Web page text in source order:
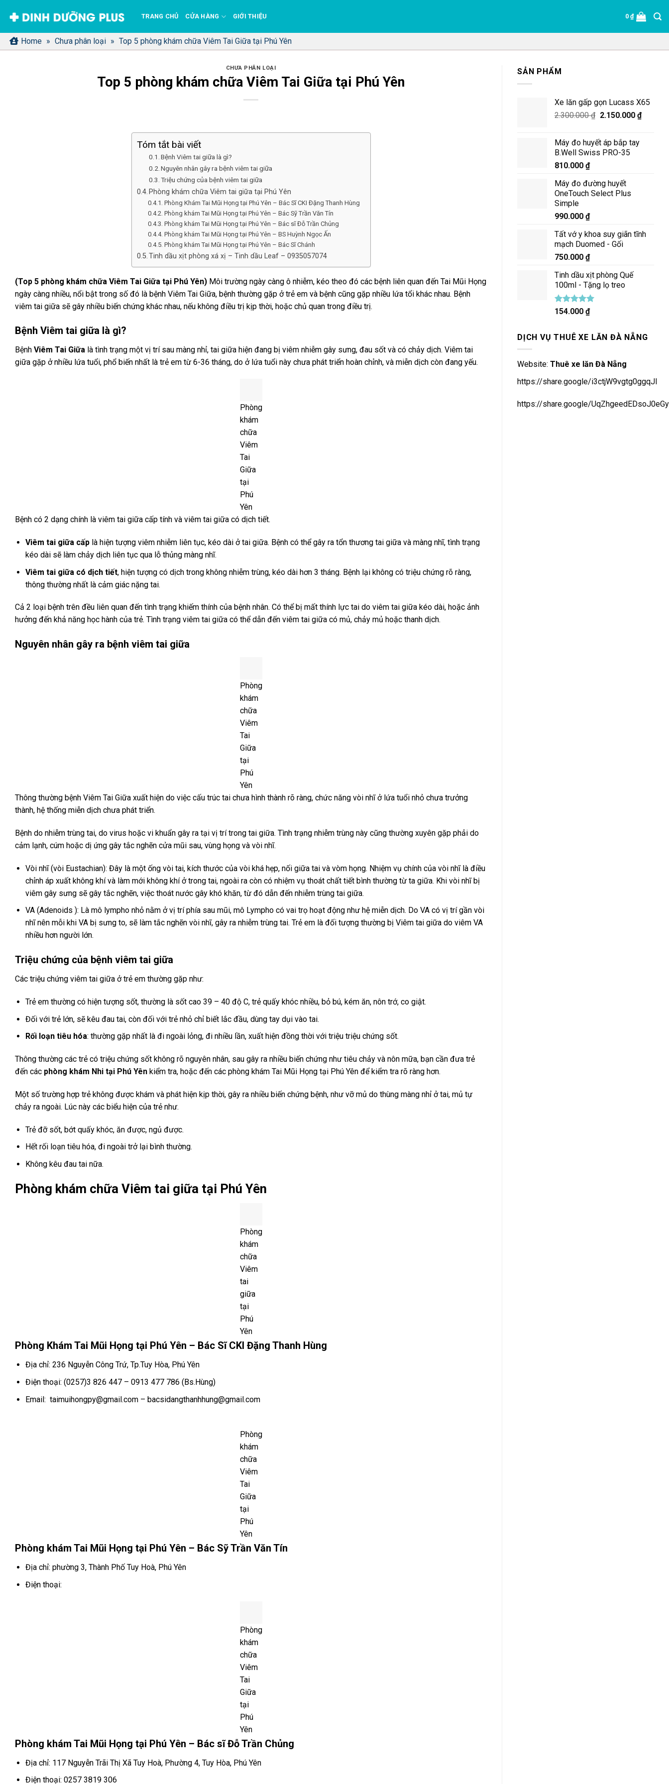
qua
nội
dung
TRANG CHỦ CỬA HÀNG GIỚI THIỆU 0₫
Home » Chưa phân loại » Top 5 phòng khám chữa Viêm Tai Giữa tại Phú Yên
CHƯA PHÂN LOẠI
Top 5 phòng khám chữa Viêm Tai Giữa tại Phú Yên
Tóm tắt bài viết
Bệnh Viêm tai giữa là gì?
Nguyên nhân gây ra bệnh viêm tai giữa
Triệu chứng của bệnh viêm tai giữa
Phòng khám chữa Viêm tai giữa tại Phú Yên
Phòng Khám Tai Mũi Họng tại Phú Yên – Bác Sĩ CKI Đặng Thanh Hùng
Phòng khám Tai Mũi Họng tại Phú Yên – Bác Sỹ Trần Văn Tín
Phòng khám Tai Mũi Họng tại Phú Yên – Bác sĩ Đỗ Trần Chủng
Phòng khám Tai Mũi Họng tại Phú Yên – BS Huỳnh Ngọc Ấn
Phòng khám Tai Mũi Họng tại Phú Yên – Bác Sĩ Chánh
Tinh dầu xịt phòng xá xị – Tinh dầu Leaf – 0935057074
(Top 5 phòng khám chữa Viêm Tai Giữa tại Phú Yên) Môi trường ngày càng ô nhiễm, kéo theo đó các bệnh liên quan đến Tai Mũi Họng
ngày càng nhiều, nổi bật trong số đó là bệnh Viêm Tai Giữa, bệnh thường gặp ở trẻ em và bệnh cũng gặp nhiều lứa tổi khác nhau. Bệnh
viêm tai giữa sẽ gây nhiều biến chứng khác nhau, nếu không điều trị kịp thời, hoặc chủ quan trong điều trị.
Bệnh Viêm tai giữa là gì?
Bệnh Viêm Tai Giữa là tình trạng một vị trí sau màng nhỉ, tai giữa hiện đang bị viêm nhiễm gây sưng, đau sốt và có chảy dịch. Viêm tai
giữa gặp ở nhiều lứa tuổi, phổ biến nhất là trẻ em từ 6-36 tháng, do ở lứa tuổi này chưa phát triển hoàn chỉnh, và miễn dịch còn đang yếu.
Phòng
khám
chữa
Viêm
Tai
Giữa
tại
Phú
Yên
Bệnh có 2 dạng chính là viêm tai giữa cấp tính và viêm tai giữa có dịch tiết.
Viêm tai giữa cấplà hiện tượng viêm nhiễm liên tục, kéo dài ở tai giữa. Bệnh có thể gây ra tổn thương tai giữa và màng nhĩ, tình trạng
kéo dài sẽ làm chảy dịch liên tục qua lỗ thủng màng nhĩ.
Viêm tai giữa có dịch tiết, hiện tượng có dịch trong không nhiễm trùng, kéo dài hơn 3 tháng. Bệnh lại không có triệu chứng rõ ràng,
thông thường nhất là cảm giác nặng tai.
Cả 2 loại bệnh trên đều liên quan đến tình trạng khiếm thính của bệnh nhân. Có thể bị mất thính lực tai do viêm tai giữa kéo dài, hoặc ảnh
hưởng đến khả năng học hành của trẻ. Tình trạng viêm tai giữa có thể dẫn đến viêm tai giữa có mủ, chảy mủ hoặc thanh dịch.
Nguyên nhân gây ra bệnh viêm tai giữa
Phòng
khám
chữa
Viêm
Tai
Giữa
tại
Phú
Yên
Thông thường bệnh Viêm Tai Giữa xuất hiện do việc cấu trúc tai chưa hình thành rõ ràng, chức năng vòi nhĩ ở lứa tuổi nhỏ chưa trưởng
thành, hệ thống miễn dịch chưa phát triển.
Bệnh do nhiễm trùng tai, do virus hoặc vi khuẩn gây ra tại vị trí trong tai giữa. Tình trạng nhiễm trùng này cũng thường xuyên gặp phải do
cảm lạnh, cúm hoặc dị ứng gây tắc nghẽn cửa mũi sau, vùng họng và vòi nhĩ.
Vòi nhĩ (vòi Eustachian): Đây là một ống vòi tai, kích thước của vòi khá hẹp, nối giữa tai và vòm họng. Nhiệm vụ chính của vòi nhĩ là điều
chỉnh áp xuất không khí và làm mới không khí ở trong tai, ngoài ra còn có nhiệm vụ thoát chất tiết bình thường từ ta giữa. Khi vòi nhĩ bị
viêm gây sưng sẽ gây tắc nghẽn, việc thoát nước gây khó khăn, từ đó dẫn đến nhiễm trùng tai giữa.
VA (Adenoids ): Là mô lympho nhỏ nằm ở vị trí phía sau mũi, mô Lympho có vai trọ hoạt động như hệ miễn dịch. Do VA có vị trí gần vòi
nhĩ nên mỗi khi VA bị sưng to, sẽ làm tắc nghẽn vòi nhĩ, gây ra nhiễm trùng tai. Trẻ em là đối tượng thường bị Viêm tai giữa do viêm VA
nhiều hơn người lớn.
Triệu chứng của bệnh viêm tai giữa
Các triệu chứng viêm tai giữa ở trẻ em thường gặp như:
Trẻ em thường có hiện tượng sốt, thường là sốt cao 39 – 40 độ C, trẻ quấy khóc nhiều, bỏ bú, kém ăn, nôn trớ, co giật.
Đối với trẻ lớn, sẽ kêu đau tai, còn đối với trẻ nhỏ chỉ biết lắc đầu, dùng tay dụi vào tai.
Rối loạn tiêu hóa: thường gặp nhất là đi ngoài lỏng, đi nhiều lần, xuất hiện đồng thời với triệu triệu chứng sốt.
Thông thường các trẻ có triệu chứng sốt không rõ nguyên nhân, sau gây ra nhiều biến chứng như tiêu chảy và nôn mữa, bạn cần đưa trẻ
đến các phòng khám Nhi tại Phú Yên kiểm tra, hoặc đến các phòng khám Tai Mũi Họng tại Phú Yên để kiểm tra rõ ràng hơn.
Một số trường hợp trẻ không được khám và phát hiện kịp thời, gây ra nhiều biến chứng bệnh, như vỡ mủ do thùng màng nhỉ ở tai, mủ tự
chảy ra ngoài. Lúc này các biểu hiện của trẻ như.
Trẻ đỡ sốt, bớt quấy khóc, ăn được, ngủ được.
Hết rối loạn tiêu hóa, đi ngoài trở lại bình thường.
Không kêu đau tai nữa.
Phòng khám chữa Viêm tai giữa tại Phú Yên
Phòng
khám
chữa
Viêm
tai
giữa
tại
Phú
Yên
Phòng Khám Tai Mũi Họng tại Phú Yên – Bác Sĩ CKI Đặng Thanh Hùng
Địa chỉ: 236 Nguyễn Công Trứ, Tp.Tuy Hòa, Phú Yên
Điện thoại: (0257)3 826 447 – 0913 477 786 (Bs.Hùng)
Email: taimuihongpy@gmail.com – bacsidangthanhhung@gmail.com
Phòng
khám
chữa
Viêm
Tai
Giữa
tại
Phú
Yên
Phòng khám Tai Mũi Họng tại Phú Yên – Bác Sỹ Trần Văn Tín
Địa chỉ: phường 3, Thành Phố Tuy Hoà, Phú Yên
Điện thoại:
Phòng
khám
chữa
Viêm
Tai
Giữa
tại
Phú
Yên
Phòng khám Tai Mũi Họng tại Phú Yên – Bác sĩ Đỗ Trần Chủng
Địa chỉ: 117 Nguyễn Trãi Thị Xã Tuy Hoà, Phường 4, Tuy Hòa, Phú Yên
Điện thoại: 0257 3819 306
SẢN PHẨM
Xe lăn gấp gọn Lucass X65
2.300.000₫ Giá
2.300.000 ₫.
2.150.000 ₫Giá
Máy đo huyết áp bắp tay
B.Well Swiss PRO-35
810.000 ₫
Máy đo đường huyết
OneTouch Select Plus
Simple
990.000 ₫
Tất vớ y khoa suy giãn tĩnh
mạch Duomed - Gối
750.000 ₫
Tinh dầu xịt phòng Quế
100ml - Tặng lọ treo
Được xếp
5.00
154.000 ₫
DỊCH VỤ THUÊ XE LĂN ĐÀ NẴNG
Website: Thuê xe lăn Đà Nẵng
https://share.google/i3ctjW9vgtg0ggqJl
https://share.google/UqZhgeedEDsoJ0eGy